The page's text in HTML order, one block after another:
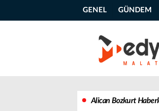
GENEL GÜNDEM
Alican Bozkurt